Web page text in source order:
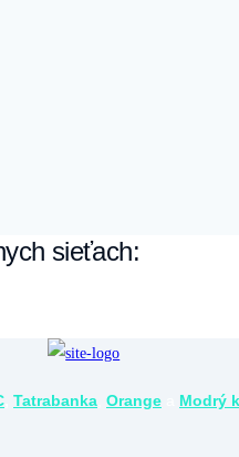
sieťach:
Tatrabanka Orange Modrý